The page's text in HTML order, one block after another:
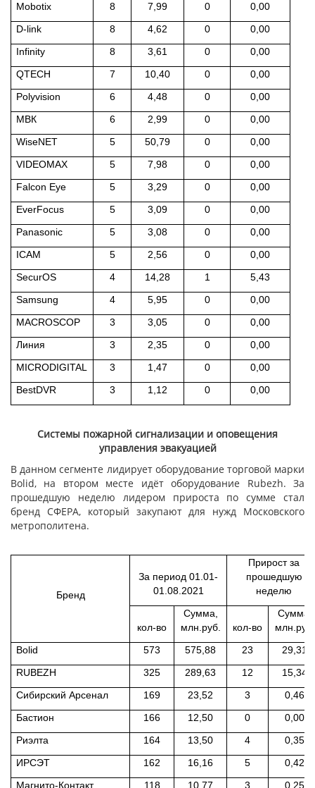
Mobotix
8 7,99 0
0,00
D-link
8 4,62 0
0,00
Infinity
8 3,61 0
0,00
QTECH
7 10,40 0
0,00
Polyvision
6 4,48 0
0,00
МВК
6 2,99 0
0,00
WiseNET
5 50,79 0
0,00
VIDEOMAX
5 7,98 0
0,00
Falcon Eye
5 3,29 0
0,00
EverFocus
5 3,09 0
0,00
Panasonic
5 3,08 0
0,00
ICAM
5 2,56 0
0,00
SecurOS
4 14,28 1
5,43
Samsung
4 5,95 0
0,00
MACROSCOP
3 3,05 0
0,00
Линия
3 2,35 0
0,00
MICRODIGITAL
3 1,47 0
0,00
BestDVR
3 1,12 0 0,00
Системы пожарной сигнализации и оповещения
управления эвакуацией
В данном сегменте лидирует оборудование торговой марки
Bolid, на втором месте идёт оборудование Rubezh. За
прошедшую неделю лидером прироста по сумме стал
бренд СФЕРА, который закупают для нужд Московского
метрополитена.
Бренд
За период 01.01-
01.08.2021
Прирост за
прошедшую
неделю
кол-во
Сумма,
млн.руб.
кол-во
Сумма,
млн.руб.
Bolid
573 575,88 23
29,31
RUBEZH
325 289,63 12
15,34
Сибирский Арсенал
169 23,52 3
0,46
Бастион
166 12,50 0
0,00
Риэлта
164 13,50 4
0,35
ИРСЭТ
162 16,16 5
0,42
Магнито-Контакт
118 10,77 3 0,25